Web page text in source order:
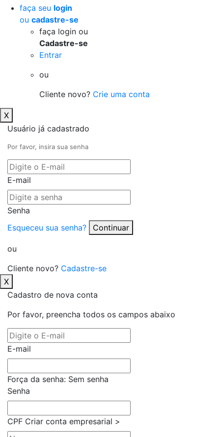
faça seu login
ou cadastre-se
faça login ou
Cadastre-se
Entrar
ou
Cliente novo? Crie uma conta
X
Usuário já cadastrado
Por favor, insira sua senha
E-mail
Senha
Esqueceu sua senha?
Continuar
ou
Cliente novo? Cadastre-se
X
Cadastro de nova conta
Por favor, preencha todos os campos abaixo
E-mail
Força da senha: Sem senha
Senha
CPF Criar conta empresarial >